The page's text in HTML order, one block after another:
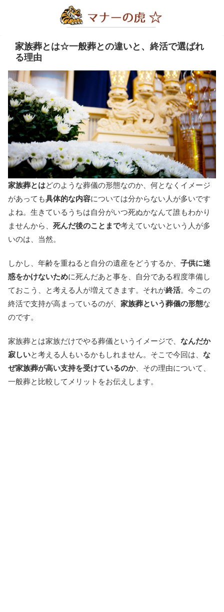
家族葬とは☆一般葬との違いと、終活で選ばれ
る理由
家族葬とはどのような葬儀の形態なのか、何となくイメージ
があっても具体的な内容については分からない人が多いです
よね。生きているうちは自分がいつ死ぬかなんて誰もわかり
ませんから、 死んだ後のことまで考えていないという人が多
いのは、当然。
しかし、年齢を重ねると自分の遺産をどうするか、 子供に迷
惑をかけないために死んだあと事を、自分である程度準備し
ておこう、と考える人が増えてきます。それが終活。今この
終活で支持が高まっているのが、 家族葬という葬儀の形態な
のです。
家族葬とは家族だけでやる葬儀というイメージで、 なんだか
寂しいと考える人もいるかもしれません。そこで今回は、 な
ぜ家族葬が高い支持を受けているのか、その理由について、
一般葬と比較してメリットをお伝えします。